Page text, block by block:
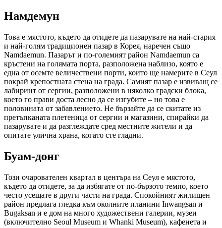
Намдемун
Това е мястото, където да отидете да пазарувате на най-стария
и най-голям традиционен пазар в Корея, наречен също
Namdaemun. Пазарът и по-големият район Namdaemun са
кръстени на голямата порта, разположена наблизо, която е
една от осемте величествени порти, които ще намерите в Сеул
покрай крепостната стена на града. Самият пазар е извиващ се
лабиринт от сергии, разположени в няколко градски блока,
което го прави доста лесно да се изгубите – но това е
половината от забавлението. Не бързайте да се скитате из
претъпканата плетеница от сергии и магазини, спирайки да
пазарувате и да разглеждате сред местните жители и да
опитате улична храна, когато сте гладни.
Буам-донг
Този очарователен квартал в центъра на Сеул е мястото,
където да отидете, за да избягате от по-бързото темпо, което
често усещате в други части на града. Спокойният жилищен
район предлага гледка към околните планини Inwangsan и
Bugaksan и е дом на много художествени галерии, музеи
(включително Seoul Museum и Whanki Museum), кафенета и